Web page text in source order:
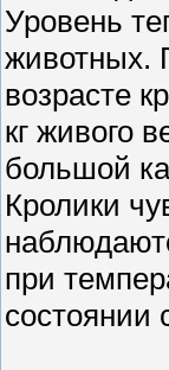
Уровень
животных.
возрасте
кг живого
большой
Кролики
при
состоянии